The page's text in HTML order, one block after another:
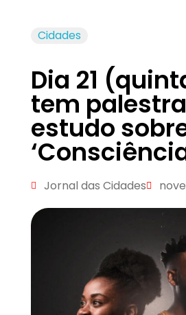
Cidades
Dia 21
tem
estudo
Jornal das Cidades